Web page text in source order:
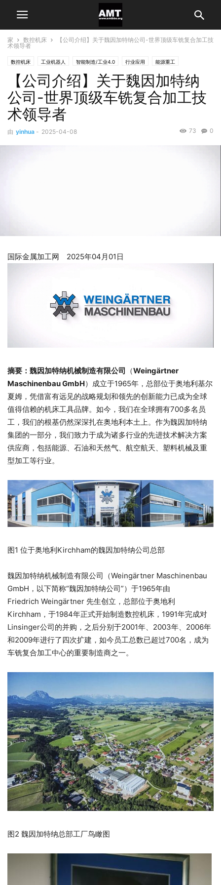
家 数控机床
【公司介绍】关于魏因加特纳公司-世界顶级车铣复合加工技
术领导者
数控机床 工业机器人 智能制造/工业4.0 行业应用 能源重工
通用机械制造
【公司介绍】关于魏因加特纳
公司-世界顶级车铣复合加工技
术领导者
由 yinhua - 2025-04-08 0
73
国际金属加工网 2025年04月01日
摘要： 魏因加特纳机械制造有限公司 （Weingärtner
Maschinenbau GmbH）成立于1965年，总部位于奥地利基尔
夏姆，凭借富有远见的战略规划和领先的创新能力已成为全球
值得信赖的机床工具品牌。如今，我们在全球拥有700多名员
工，我们的根基仍然深深扎在奥地利本土上。作为魏因加特纳
集团的一部分，我们致力于成为诸多行业的先进技术解决方案
供应商，包括能源、石油和天然气、航空航天、塑料机械及重
型加工等行业。
图1 位于奥地利Kirchham的魏因加特纳公司总部
魏因加特纳机械制造有限公司（Weingärtner Maschinenbau
GmbH，以下简称“魏因加特纳公司”）于1965年由
Friedrich Weingärtner 先生创立，总部位于奥地利
Kirchham，于1984年正式开始制造数控机床，1991年完成对
Linsinger公司的并购，之后分别于2001年、2003年、2006年
和2009年进行了四次扩建，如今员工总数已超过700名，成为
车铣复合加工中心的重要制造商之一。
图2 魏因加特纳总部工厂鸟瞰图